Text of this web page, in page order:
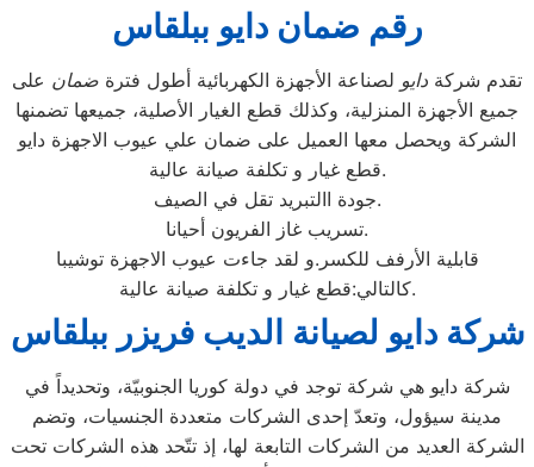
رقم ضمان دايو ببلقاس
تقدم شركة دايو لصناعة الأجهزة الكهربائية أطول فترة ضمان على
جميع الأجهزة المنزلية، وكذلك قطع الغيار الأصلية، جميعها تضمنها
الشركة ويحصل معها العميل على ضمان علي عيوب الاجهزة دايو
قطع غيار و تكلفة صيانة عالية.
جودة االتبريد تقل في الصيف.
تسريب غاز الفريون أحيانا.
قابلية الأرفف للكسر.و لقد جاءت عيوب الاجهزة توشيبا
كالتالي:قطع غيار و تكلفة صيانة عالية.
شركة دايو لصيانة الديب فريزر ببلقاس
شركة دايو هي شركة توجد في دولة كوريا الجنوبيّة، وتحديداً في
مدينة سيؤول، وتعدّ إحدى الشركات متعددة الجنسيات، وتضم
الشركة العديد من الشركات التابعة لها، إذ تتّحد هذه الشركات تحت